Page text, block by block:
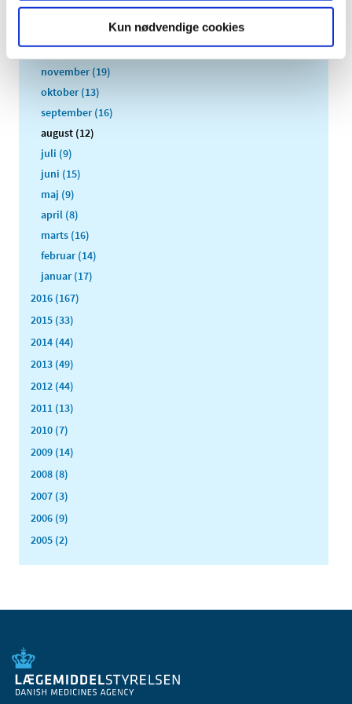
Kun nødvendige cookies
2018 (150)
december (19)
november (19)
oktober (13)
september (16)
august (12)
juli (9)
juni (15)
maj (9)
april (8)
marts (16)
februar (14)
januar (17)
2016 (167)
2015 (33)
2014 (44)
2013 (49)
2012 (44)
2011 (13)
2010 (7)
2009 (14)
2008 (8)
2007 (3)
2006 (9)
2005 (2)